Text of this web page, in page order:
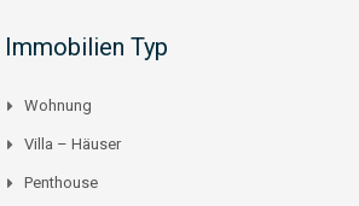
Immobilien Typ
Wohnung
Villa – Häuser
Penthouse